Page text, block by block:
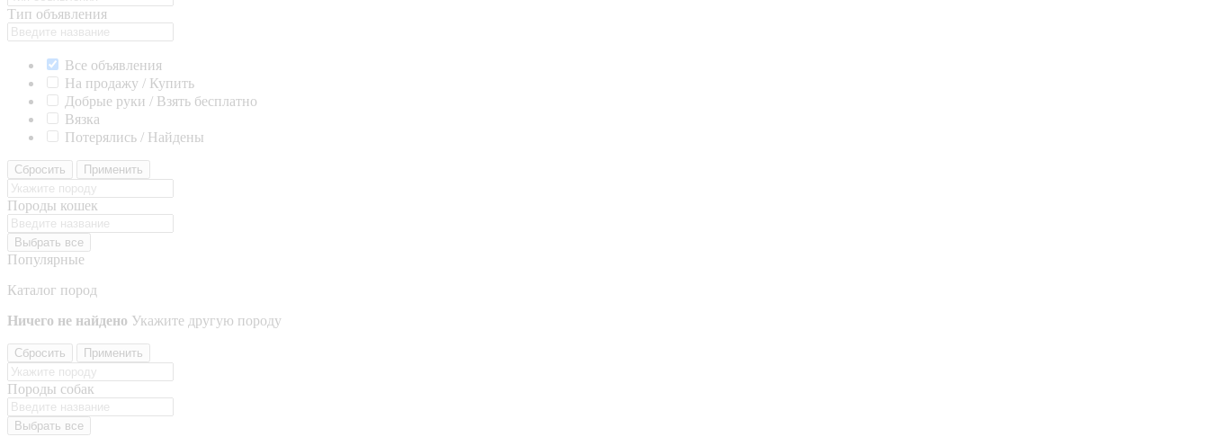
Тип объявления
Все объявления
На продажу / Купить
Добрые руки / Взять бесплатно
Вязка
Потерялись / Найдены
Сбросить Применить
Породы кошек
Выбрать все
Популярные
Каталог пород
Ничего не найдено Укажите другую породу
Сбросить Применить
Породы собак
Выбрать все